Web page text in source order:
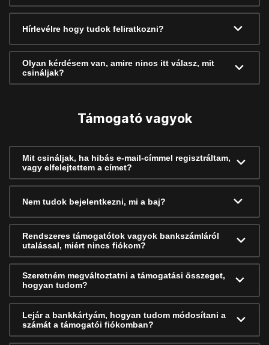
Hírlevélre hogy tudok feliratkozni?
Olyan kérdésem van, amire nincs itt válasz, mit
csináljak?
Támogató vagyok
Mit csináljak, ha hibás e-mail-címmel regisztráltam,
vagy elfelejtettem a címet?
Nem tudok bejelentkezni, mi a baj?
Rendszeres támogatótok vagyok bankszámláról
utalással, miért nincs fiókom?
Szeretném megváltoztatni a támogatási összeget,
hogyan tudom?
Lejár a bankkártyám, hogyan tudom módosítani a
számát a támogatói fiókomban?